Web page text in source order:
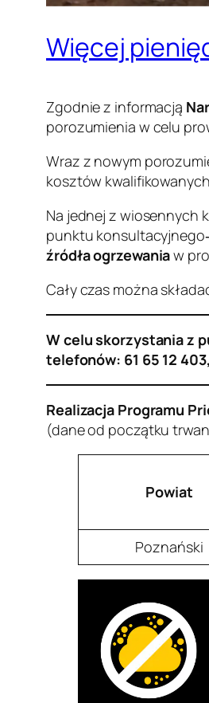
Więcej
Zgodnie z informacją
porozumienia w celu
Wraz z nowym
kosztów
Na jednej z wiosennych
punktu
źródła ogrzewaniaw
Cały czas można
W celu skorzystania z
telefonów: 61 65 12
Realizacja Programu
(dane od początku
Powiat
Poznański